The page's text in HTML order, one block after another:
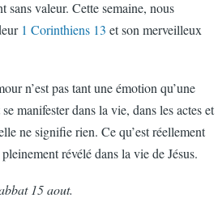
sans valeur. Cette semaine, nous
1 Corinthiens 13 et son merveilleux
n’est pas tant une émotion qu’une
manifester dans la vie, dans les actes et
ne signifie rien. Ce qu’est réellement
révélé dans la vie de Jésus.
15 aout.